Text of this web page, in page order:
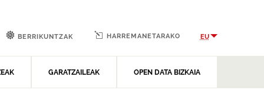
GARATZAILEAK OPEN DATA BIZKAIA
BERRIKUNTZAK HARREMANETARAKO EU